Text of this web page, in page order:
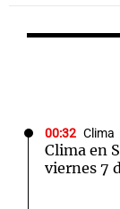
00:32 Clima
Clima en
viernes 7